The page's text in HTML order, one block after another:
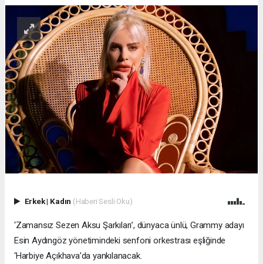
Erkek| Kadın (Haberi Sesli Oku)
‘Zamansız Sezen Aksu Şarkıları’, dünyaca ünlü, Grammy adayı
Esin Aydıngöz yönetimindeki senfoni orkestrası eşliğinde
‘Harbiye Açıkhava’da yankılanacak.